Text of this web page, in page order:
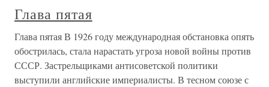
Глава пятая
Глава пятая В 1926 году международная обстановка опять
обострилась, стала нарастать угроза новой войны против
СССР. Застрельщиками антисоветской политики
выступили английские империалисты. В тесном союзе с